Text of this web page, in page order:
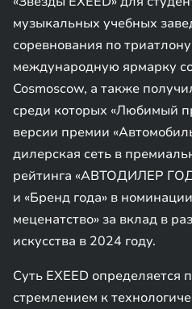
музыкальных учебных
соревнования по
международную ярмарку
Cosmoscow, а также
среди которых «Любимый
версии премии
дилерская сеть в
рейтинга «АВТОДИЛЕР
и «Бренд года» в
меценатство» за вклад в
искусства в 2024 году.
Суть EXEED определяется
стремлением к